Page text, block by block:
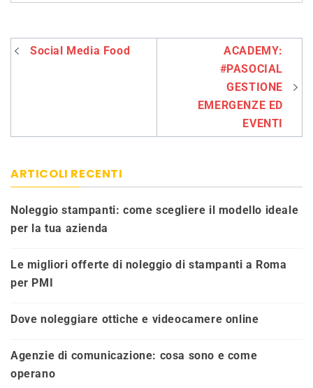
Navigazione
Social Media Food
ACADEMY:
#PASOCIAL
GESTIONE
EMERGENZE ED
EVENTI
ARTICOLI RECENTI
Noleggio stampanti: come scegliere il modello ideale
per la tua azienda
Le migliori offerte di noleggio di stampanti a Roma
per PMI
Dove noleggiare ottiche e videocamere online
Agenzie di comunicazione: cosa sono e come
operano